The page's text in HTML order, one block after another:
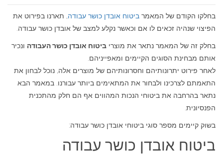
בחלקו הקודם של המאמר ביטוח אובדן כושר עבודה , תארנו בפירוט את
הפיצוי שנהיה זכאים לו אם וכאשר נקלע למצב של אובדן כושר עבודה.
בחלק זה של המאמר נתאר את מוצרי ביטוח אובדן כושר העבודה ונכיר
אותם מבחינת הסוגים הקיימים ומאפייניהם.
לאחר פירוט יתרונותיהם וחסרונותיהם של מוצרים אלה, נוכל לבחון את
התאמתם לצרכינו ולבחור את המתאימים ביותר עבורנו. במאמר הבא
נתאר בהרחבה את ביטוחי הנכות המהווים אף הם חלק מהתכנית
הפנסיונית.
בשוק קיימים מספר סוגי ביטוחי אובדן כושר עבודה:
ביטוח אובדן כושר עבודה